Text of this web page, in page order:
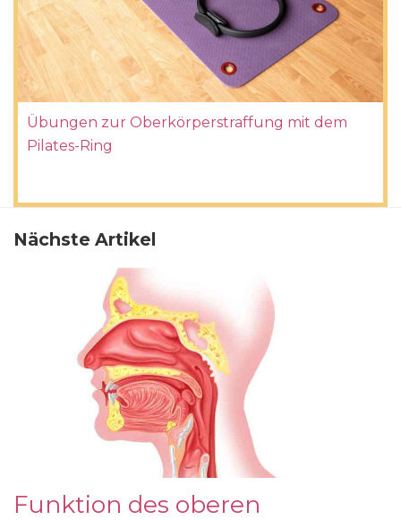
Übungen zur Oberkörperstraffung mit dem
Pilates-Ring
Nächste Artikel
Funktion des oberen